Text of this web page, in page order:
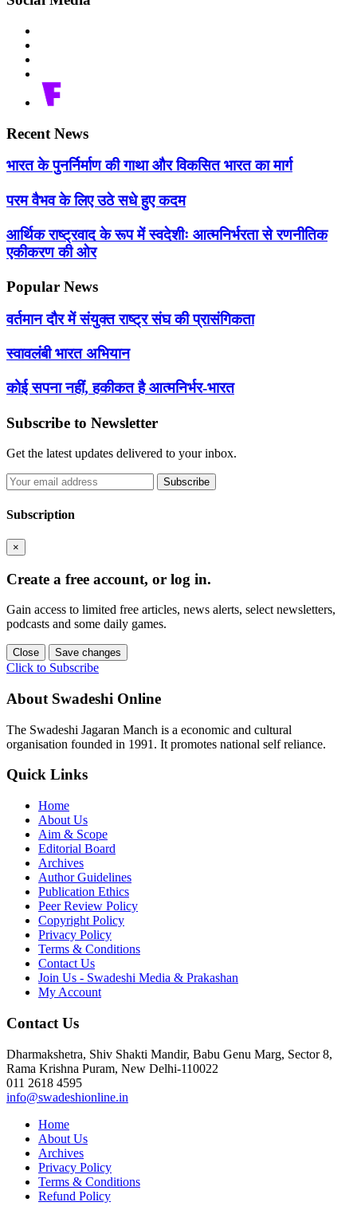
Recent News
भारत के पुनर्निर्माण की गाथा और विकसित भारत का मार्ग
परम वैभव के लिए उठे सधे हुए कदम
आर्थिक राष्ट्रवाद के रूप में स्वदेशीः आत्मनिर्भरता से रणनीतिक
एकीकरण की ओर
Popular News
वर्तमान दौर में संयुक्त राष्ट्र संघ की प्रासंगिकता
स्वावलंबी भारत अभियान
कोई सपना नहीं, हकीकत है आत्मनिर्भर-भारत
Subscribe to Newsletter
Get the latest updates delivered to your inbox.
Subscribe
Subscription
×
Create a free account, or log in.
Gain access to limited free articles, news alerts, select newsletters,
podcasts and some daily games.
Close Save changes
Click to Subscribe
About Swadeshi Online
The Swadeshi Jagaran Manch is a economic and cultural
organisation founded in 1991. It promotes national self reliance.
Quick Links
Home
About Us
Aim & Scope
Editorial Board
Archives
Author Guidelines
Publication Ethics
Peer Review Policy
Copyright Policy
Privacy Policy
Terms & Conditions
Contact Us
Join Us - Swadeshi Media & Prakashan
My Account
Contact Us
Dharmakshetra, Shiv Shakti Mandir, Babu Genu Marg, Sector 8,
Rama Krishna Puram, New Delhi-110022
011 2618 4595
info@swadeshionline.in
Home
About Us
Archives
Privacy Policy
Terms & Conditions
Refund Policy